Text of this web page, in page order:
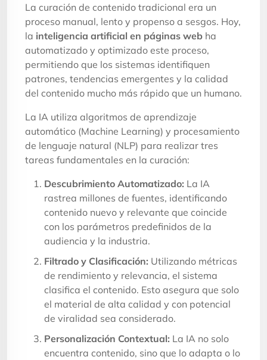
La curación de contenido tradicional era un
proceso manual, lento y propenso a sesgos. Hoy,
la inteligencia artificial en páginas web ha
automatizado y optimizado este proceso,
permitiendo que los sistemas identifiquen
patrones, tendencias emergentes y la calidad
del contenido mucho más rápido que un humano.
La IA utiliza algoritmos de aprendizaje
automático (Machine Learning) y procesamiento
de lenguaje natural (NLP) para realizar tres
tareas fundamentales en la curación:
Descubrimiento Automatizado: La IA
rastrea millones de fuentes, identificando
contenido nuevo y relevante que coincide
con los parámetros predefinidos de la
audiencia y la industria.
Filtrado y Clasificación: Utilizando métricas
de rendimiento y relevancia, el sistema
clasifica el contenido. Esto asegura que solo
el material de alta calidad y con potencial
de viralidad sea considerado.
Personalización Contextual: La IA no solo
encuentra contenido, sino que lo adapta o lo